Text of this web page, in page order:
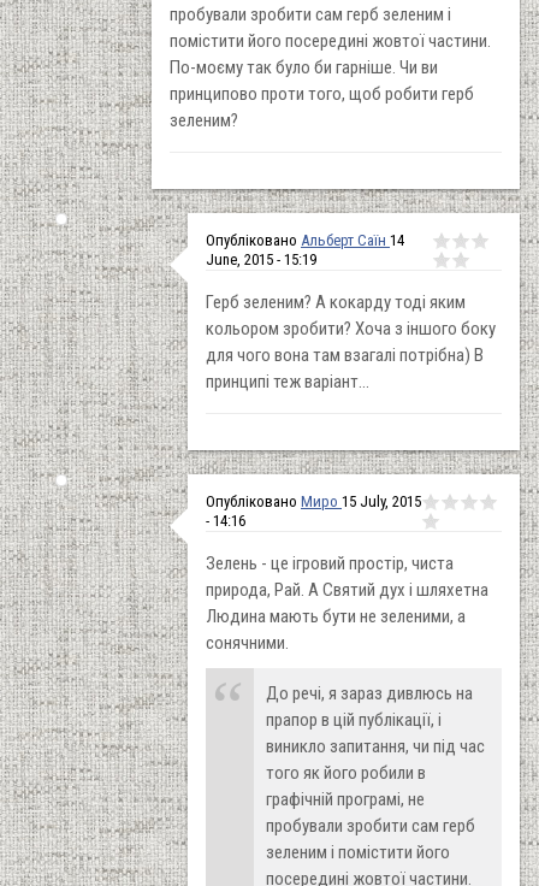
пробували зробити сам герб зеленим і
помістити його посередині жовтої частини.
По-моєму так було би гарніше. Чи ви
принципово проти того, щоб робити герб
зеленим?
Опубліковано Альберт Саїн 14
June, 2015 - 15:19
Герб зеленим? А кокарду тоді яким
кольором зробити? Хоча з іншого боку
для чого вона там взагалі потрібна) В
принципі теж варіант...
Опубліковано Миро 15 July, 2015
- 14:16
Зелень - це ігровий простір, чиста
природа, Рай. А Святий дух і шляхетна
Людина мають бути не зеленими, а
сонячними.
До речі, я зараз дивлюсь на
прапор в цій публікації, і
виникло запитання, чи під час
того як його робили в
графічній програмі, не
пробували зробити сам герб
зеленим і помістити його
посередині жовтої частини.